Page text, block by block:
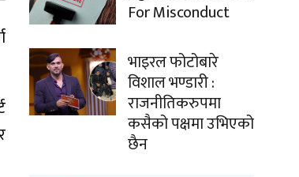
For Misconduct
भाइरल फोटोबारे
विशाल भण्डारी :
राजनीतिकरुपमा
कसैको पक्षमा उभिएको
छैन